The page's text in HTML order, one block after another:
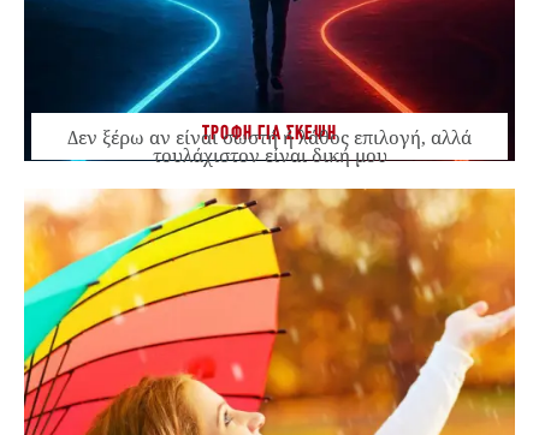
ΤΡΟΦΗ ΓΙΑ ΣΚΕΨΗ
Δεν ξέρω αν είναι σωστή ή λάθος επιλογή, αλλά
τουλάχιστον είναι δική μου